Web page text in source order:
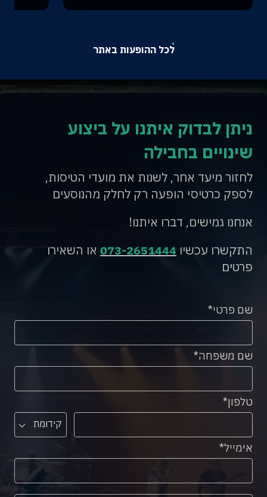
לכל ההופעות באתר
ניתן לבדוק איתנו על ביצוע
שינויים בחבילה
לחזור מיעד אחר, לשנות את מועדי הטיסות,
לספק כרטיסי הופעה רק לחלק מהנוסעים
אנחנו גמישים, דברו איתנו!
התקשרו עכשיו 073-2651444 או השאירו
פרטים
שם פרטי
שם משפחה
טלפון
קידומת
אימייל